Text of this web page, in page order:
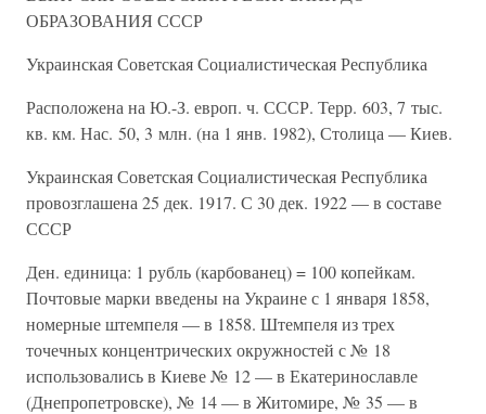
ОБРАЗОВАНИЯ СССР
Украинская Советская Социалистическая Республика
Расположена на Ю.-З. европ. ч. СССР. Терр. 603, 7 тыс.
кв. км. Нас. 50, 3 млн. (на 1 янв. 1982), Столица — Киев.
Украинская Советская Социалистическая Республика
провозглашена 25 дек. 1917. С 30 дек. 1922 — в составе
СССР
Ден. единица: 1 рубль (карбованец) = 100 копейкам.
Почтовые марки введены на Украине с 1 января 1858,
номерные штемпеля — в 1858. Штемпеля из трех
точечных концентрических окружностей с № 18
использовались в Киеве № 12 — в Екатеринославле
(Днепропетровске), № 14 — в Житомире, № 35 — в